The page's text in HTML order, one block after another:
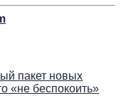
пакет новых
«не беспокоить»